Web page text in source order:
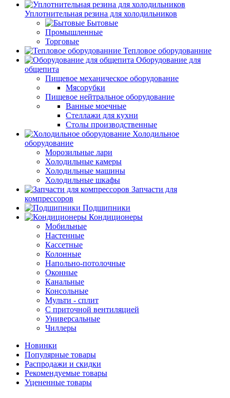
Уплотнительная резина для холодильников
Бытовые
Промышленные
Торговые
Тепловое оборудованние
Оборудование для
общепита
Пищевое механическое оборудование
Мясорубки
Пищевое нейтральное оборудование
Ванные моечные
Стеллажи для кухни
Столы производственные
Холодильное
оборудование
Морозильные лари
Холодильные камеры
Холодильные машины
Холодильные шкафы
Запчасти для
компрессоров
Подшипники
Кондиционеры
Мобильные
Настенные
Кассетные
Колонные
Напольно-потолочные
Оконные
Канальные
Консольные
Мульти - сплит
С приточной вентиляцией
Универсальные
Чиллеры
Новинки
Популярные товары
Распродажи и скидки
Рекомендуемые товары
Уцененные товары